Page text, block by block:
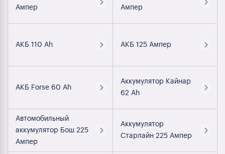
Ампер
Ампер
АКБ 110 Ah АКБ 125 Ампер
АКБ Forse 60 Ah
Аккумулятор Кайнар
62 Ah
Автомобильный
аккумулятор Бош 225
Ампер
Аккумулятор
Старлайн 225 Ампер